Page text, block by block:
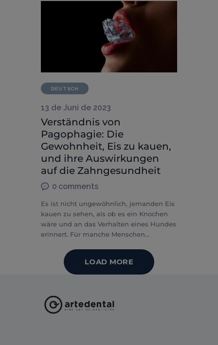
DEUTSCH
13 de Juni de 2023
Verständnis von
Pagophagie: Die
Gewohnheit, Eis zu kauen,
und ihre Auswirkungen
auf die Zahngesundheit
0 comments
Es ist nicht ungewöhnlich, jemanden Eis
kauen zu sehen, als ob es ein Knochen
wäre und an das Verhalten eines Hundes
erinnert. Für manche Menschen…
LOAD MORE